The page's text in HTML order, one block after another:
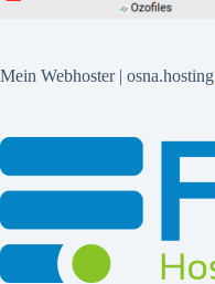
Mein Webhoster | osna.hosting